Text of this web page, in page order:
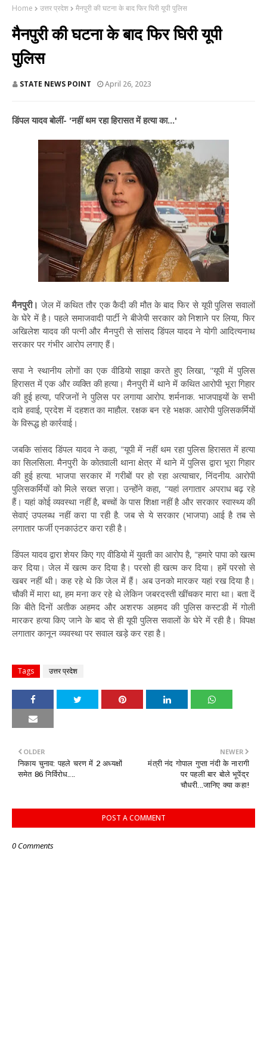
Home उत्तर प्रदेश मैनपुरी की घटना के बाद फिर घिरी यूपी पुलिस
मैनपुरी की घटना के बाद फिर घिरी यूपी
पुलिस
STATE NEWS POINT April 26, 2023
डिंपल यादव बोलीं- 'नहीं थम रहा हिरासत में हत्या का...'
मैनपुरी। जेल में कथित तौर एक कैदी की मौत के बाद फिर से यूपी पुलिस सवालों
के घेरे में है। पहले समाजवादी पार्टी ने बीजेपी सरकार को निशाने पर लिया, फिर
अखिलेश यादव की पत्नी और मैनपुरी से सांसद डिंपल यादव ने योगी आदित्यनाथ
सरकार पर गंभीर आरोप लगाए हैं।
सपा ने स्थानीय लोगों का एक वीडियो साझा करते हुए लिखा, "यूपी में पुलिस
हिरासत में एक और व्यक्ति की हत्या। मैनपुरी में थाने में कथित आरोपी भूरा गिहार
की हुई हत्या, परिजनों ने पुलिस पर लगाया आरोप. शर्मनाक. भाजपाइयों के सभी
दावे हवाई, प्रदेश में दहशत का माहौल. रक्षक बन रहे भक्षक. आरोपी पुलिसकर्मियों
के विरूद्ध हो कार्रवाई।
जबकि सांसद डिंपल यादव ने कहा, "यूपी में नहीं थम रहा पुलिस हिरासत में हत्या
का सिलसिला. मैनपुरी के कोतवाली थाना क्षेत्र में थाने में पुलिस द्वारा भूरा गिहार
की हुई हत्या. भाजपा सरकार में गरीबों पर हो रहा अत्याचार, निंदनीय. आरोपी
पुलिसकर्मियों को मिले सख्त सज़ा। उन्होंने कहा, "यहां लगातार अपराध बढ़ रहे
हैं। यहां कोई व्यवस्था नहीं है, बच्चों के पास शिक्षा नहीं है और सरकार स्वास्थ्य की
सेवाएं उपलब्ध नहीं करा पा रही है. जब से ये सरकार (भाजपा) आई है तब से
लगातार फर्जी एनकाउंटर करा रही है।
डिंपल यादव द्वारा शेयर किए गए वीडियो में युवती का आरोप है, "हमारे पापा को खत्म
कर दिया। जेल में खत्म कर दिया है। परसो ही खत्म कर दिया। हमें परसो से
खबर नहीं थी। कह रहे थे कि जेल में हैं। अब उनको मारकर यहां रख दिया है।
चौकी में मारा था, हम मना कर रहे थे लेकिन जबरदस्ती खींचकर मारा था। बता दें
कि बीते दिनों अतीक अहमद और अशरफ अहमद की पुलिस कस्टडी में गोली
मारकर हत्या किए जाने के बाद से ही यूपी पुलिस सवालों के घेरे में रही है। विपक्ष
लगातार कानून व्यवस्था पर सवाल खड़े कर रहा है।
Tags उत्तर प्रदेश
NEWER
मंत्री नंद गोपाल गुप्ता नंदी के नारागी
पर पहली बार बोले भूपेंद्र
चौधरी...जानिए क्या कहा!
OLDER
निकाय चुनाव: पहले चरण में 2 अध्यक्षों
समेत 86 निर्विरोध....
POST A COMMENT
0 Comments